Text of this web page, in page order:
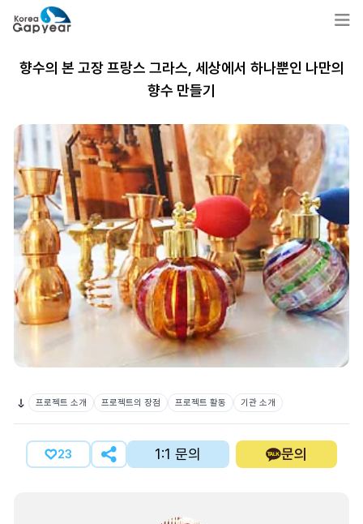
향수의 본 고장 프랑스 그라스, 세상에서 하나뿐인 나만의
향수 만들기
프로젝트 소개 프로젝트의 장점 프로젝트 활동 기관 소개
23 1:1 문의 문의